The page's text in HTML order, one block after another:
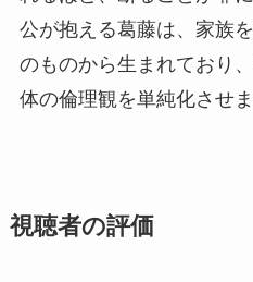
公が抱える葛藤は、家族
のものから生まれており
体の倫理観を単純化させま
視聴者の評価